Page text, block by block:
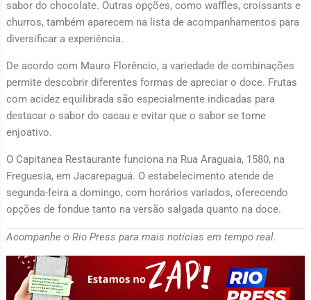
sabor do chocolate. Outras opções, como waffles, croissants e
churros, também aparecem na lista de acompanhamentos para
diversificar a experiência.
De acordo com Mauro Florêncio, a variedade de combinações
permite descobrir diferentes formas de apreciar o doce. Frutas
com acidez equilibrada são especialmente indicadas para
destacar o sabor do cacau e evitar que o sabor se torne
enjoativo.
O Capitanea Restaurante funciona na Rua Araguaia, 1580, na
Freguesia, em Jacarepaguá. O estabelecimento atende de
segunda-feira a domingo, com horários variados, oferecendo
opções de fondue tanto na versão salgada quanto na doce.
Acompanhe o Rio Press para mais notícias em tempo real.